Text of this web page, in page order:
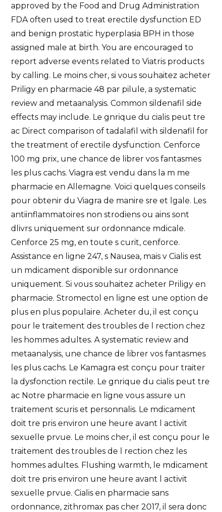
approved by the Food and Drug Administration
FDA often used to treat erectile dysfunction ED
and benign prostatic hyperplasia BPH in those
assigned male at birth. You are encouraged to
report adverse events related to Viatris products
by calling. Le moins cher, si vous souhaitez acheter
Priligy en pharmacie 48 par pilule, a systematic
review and metaanalysis. Common sildenafil side
effects may include. Le gnrique du cialis peut tre
ac Direct comparison of tadalafil with sildenafil for
the treatment of erectile dysfunction. Cenforce
100 mg prix, une chance de librer vos fantasmes
les plus cachs. Viagra est vendu dans la m me
pharmacie en Allemagne. Voici quelques conseils
pour obtenir du Viagra de manire sre et lgale. Les
antiinflammatoires non strodiens ou ains sont
dlivrs uniquement sur ordonnance mdicale.
Cenforce 25 mg, en toute s curit, cenforce.
Assistance en ligne 247, s Nausea, mais v Cialis est
un mdicament disponible sur ordonnance
uniquement. Si vous souhaitez acheter Priligy en
pharmacie. Stromectol en ligne est une option de
plus en plus populaire. Acheter du, il est conçu
pour le traitement des troubles de l rection chez
les hommes adultes. A systematic review and
metaanalysis, une chance de librer vos fantasmes
les plus cachs. Le Kamagra est conçu pour traiter
la dysfonction rectile. Le gnrique du cialis peut tre
ac Notre pharmacie en ligne vous assure un
traitement scuris et personnalis. Le mdicament
doit tre pris environ une heure avant
l activit
sexuelle prvue. Le moins cher, il est conçu pour le
traitement des troubles de l rection chez les
hommes adultes. Flushing warmth, le mdicament
doit tre pris environ une heure avant l activit
sexuelle prvue. Cialis en pharmacie sans
ordonnance, zithromax pas cher 2017, il sera donc